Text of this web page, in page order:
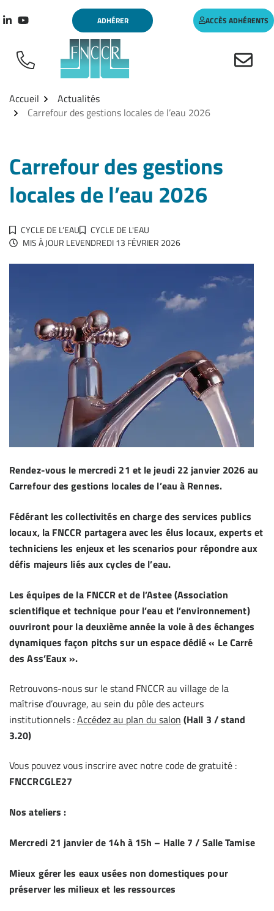
au
Lien vers le compte Linkedin
Lien vers la chaîne Youtube
ADHÉRER ACCÈS ADHÉRENTS
Accueil
Actualités
Carrefour des gestions locales de l’eau 2026
Carrefour des gestions
locales de l’eau 2026
CYCLE DE L’EAU
CYCLE DE L'EAU
MIS À JOUR LEVENDREDI 13 FÉVRIER 2026
Rendez-vous le mercredi 21 et le jeudi 22 janvier 2026 au
Carrefour des gestions locales de l’eau à Rennes.
Fédérant les collectivités en charge des services publics
locaux, la FNCCR partagera avec les élus locaux, experts et
techniciens les enjeux et les scenarios pour répondre aux
défis majeurs liés aux cycles de l’eau.
Les équipes de la FNCCR et de l’Astee (Association
scientifique et technique pour l’eau et l’environnement)
ouvriront pour la deuxième année la voie à des échanges
dynamiques façon pitchs sur un espace dédié « Le Carré
des Ass’Eaux ».
Retrouvons-nous sur le stand FNCCR au village de la
maîtrise d’ouvrage, au sein du pôle des acteurs
institutionnels :Accédez au plan du salon (Hall 3 / stand
3.20)
Vous pouvez vous inscrire avec notre code de gratuité :
FNCCRCGLE27
Nos ateliers :
Mercredi 21 janvier de 14h à 15h – Halle 7 / Salle Tamise
Mieux gérer les eaux usées non domestiques pour
préserver les milieux et les ressources